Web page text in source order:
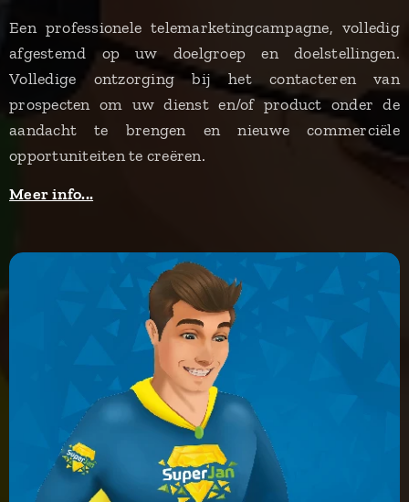
Een professionele telemarketingcampagne, volledig
afgestemd op uw doelgroep en doelstellingen.
Volledige ontzorging bij het contacteren van
prospecten om uw dienst en/of product onder de
aandacht te brengen en nieuwe commerciële
opportuniteiten te creëren.
Meer info...